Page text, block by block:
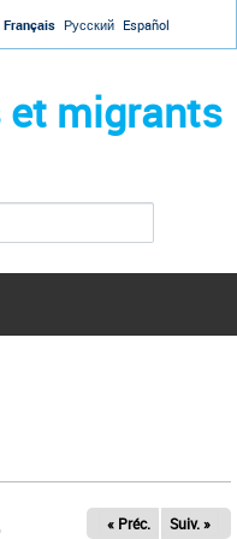
Français Русский Español
et migrants
« Préc. Suiv. »